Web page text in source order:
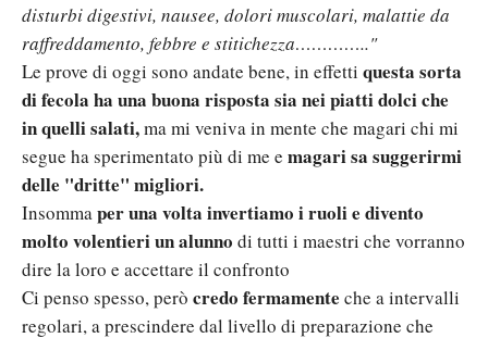
disturbi digestivi, nausee, dolori muscolari, malattie da
raffreddamento, febbre e stitichezza………….."
Le prove di oggi sono andate bene, in effetti questa sorta
di fecola ha una buona risposta sia nei piatti dolci che
in quelli salati,ma mi veniva in mente che magari chi mi
segue ha sperimentato più di me e magari sa suggerirmi
delle "dritte" migliori.
Insommaper una volta invertiamo i ruoli e divento
molto volentieri un alunno di tutti i maestri che vorranno
dire la loro e accettare il confronto
Ci penso spesso, però credo fermamente che a intervalli
regolari, a prescindere dal livello di preparazione che